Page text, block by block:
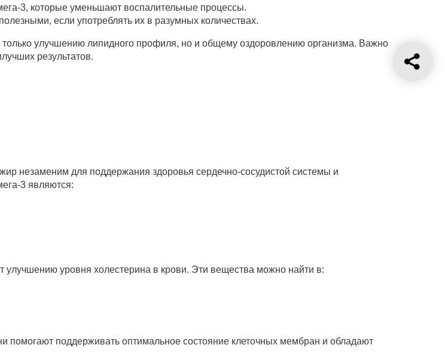
3, которые уменьшают воспалительные процессы.
если употреблять их в разумных количествах.
улучшению липидного профиля, но и общему оздоровлению организма. Важно
результатов.
незаменим для поддержания здоровья сердечно-сосудистой системы и
3 являются:
улучшению уровня холестерина в крови. Эти вещества можно найти в:
помогают поддерживать оптимальное состояние клеточных мембран и обладают